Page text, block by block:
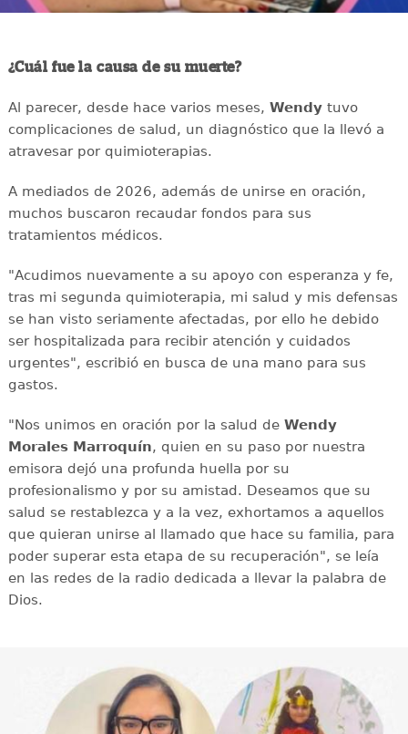
¿Cuál fue la causa de su muerte?
Al parecer, desde hace varios meses, Wendytuvo
complicaciones de salud, un diagnóstico que la llevó a
atravesar por quimioterapias.
A mediados de 2026, además de unirse en oración,
muchos buscaron recaudar fondos para sus
tratamientos médicos.
"Acudimos nuevamente a su apoyo con esperanza y fe,
tras mi segunda quimioterapia, mi salud y mis defensas
se han visto seriamente afectadas, por ello he debido
ser hospitalizada para recibir atención y cuidados
urgentes", escribió en busca de una mano para sus
gastos.
"Nos unimos en oración por la salud de Wendy
Morales Marroquín, quien en su paso por nuestra
emisora dejó una profunda huella por su
profesionalismo y por su amistad. Deseamos que su
salud se restablezca y a la vez, exhortamos a aquellos
que quieran unirse al llamado que hace su familia, para
poder superar esta etapa de su recuperación", se leía
en las redes de la radio dedicada a llevar la palabra de
Dios.